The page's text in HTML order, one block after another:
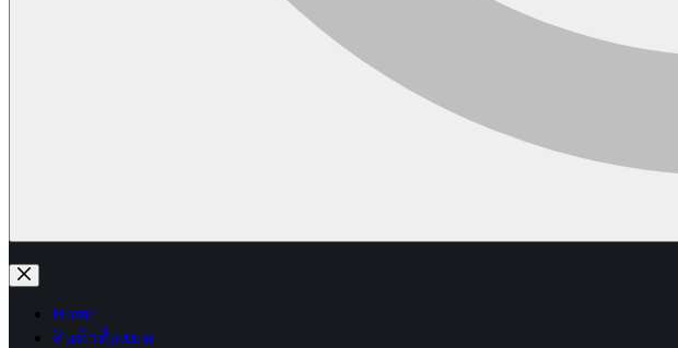
No
results
Home
สินค้าทั้งหมด